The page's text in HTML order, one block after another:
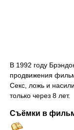
В 1992 году
продвижения
Секс, ложь и
только через 8 лет.
Съёмки в